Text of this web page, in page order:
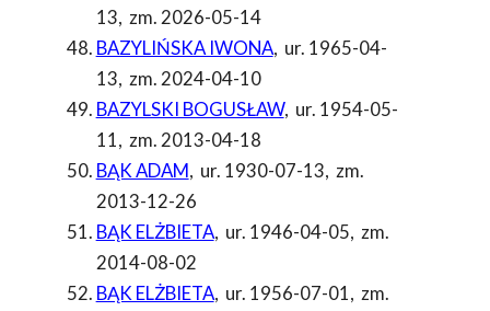
13, zm. 2026-05-14
BAZYLIŃSKA IWONA, ur. 1965-04-
13, zm. 2024-04-10
BAZYLSKI BOGUSŁAW, ur. 1954-05-
11, zm. 2013-04-18
BĄK ADAM, ur. 1930-07-13, zm.
2013-12-26
BĄK ELŻBIETA, ur. 1946-04-05, zm.
2014-08-02
BĄK ELŻBIETA, ur. 1956-07-01, zm.